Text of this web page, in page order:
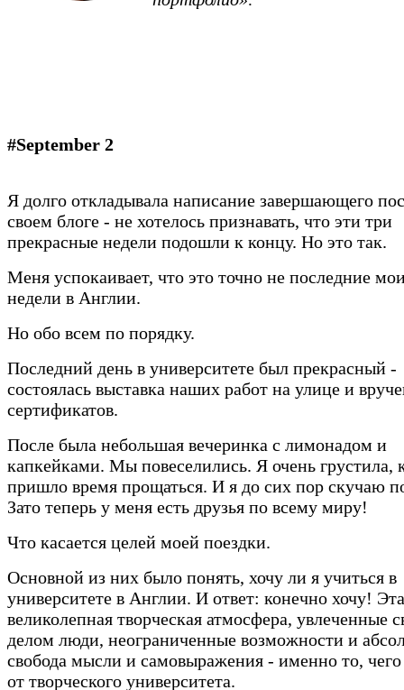
#September 2
Я долго откладывала написание завершающего
своем блоге - не хотелось признавать, что эти три
прекрасные недели подошли к концу. Но это так.
Меня успокаивает, что это точно не последние
недели в Англии.
Но обо всем по порядку.
Последний день в университете был прекрасный -
состоялась выставка наших работ на улице и
сертификатов.
После была небольшая вечеринка с лимонадом и
капкейками. Мы повеселились. Я очень грустила,
пришло время прощаться. И я до сих пор скучаю
Зато теперь у меня есть друзья по всему миру!
Что касается целей моей поездки.
Основной из них было понять, хочу ли я учиться в
университете в Англии. И ответ: конечно хочу! Эта
великолепная творческая атмосфера, увлеченные
делом люди, неограниченные возможности и
свобода мысли и самовыражения - именно то, чего
от творческого университета.